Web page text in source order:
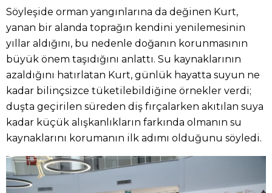
Söyleşide orman yangınlarına da değinen Kurt,
yanan bir alanda toprağın kendini yenilemesinin
yıllar aldığını, bu nedenle doğanın korunmasının
büyük önem taşıdığını anlattı. Su kaynaklarının
azaldığını hatırlatan Kurt, günlük hayatta suyun ne
kadar bilinçsizce tüketilebildiğine örnekler verdi;
duşta geçirilen süreden diş fırçalarken akıtılan suya
kadar küçük alışkanlıkların farkında olmanın su
kaynaklarını korumanın ilk adımı olduğunu söyledi.